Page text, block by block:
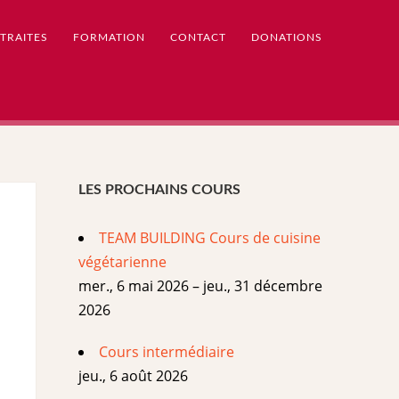
FORMATION CONTACT DONATIONS
LES PROCHAINS COURS
TEAM BUILDING Cours de cuisine
végétarienne
mer., 6 mai 2026 – jeu., 31 décembre
2026
Cours intermédiaire
jeu., 6 août 2026